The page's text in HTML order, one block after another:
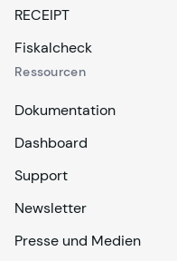
RECEIPT
Fiskalcheck
Ressourcen
Dokumentation
Dashboard
Support
Newsletter
Presse und Medien